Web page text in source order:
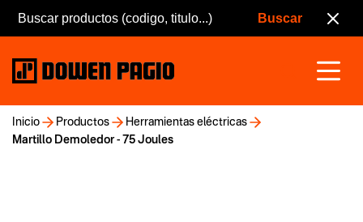
Inicio Productos
Herramientas eléctricas
Martillo Demoledor - 75 Joules